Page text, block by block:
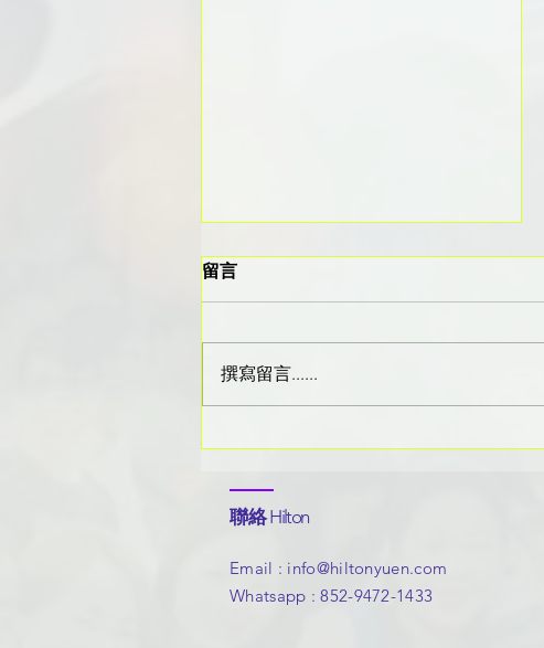
40歲，100萬儲蓄點算？
留言
撰寫留言......
聯絡Hilton
​Email : info@hiltonyuen.com
Whatsapp : 852-9472-1433